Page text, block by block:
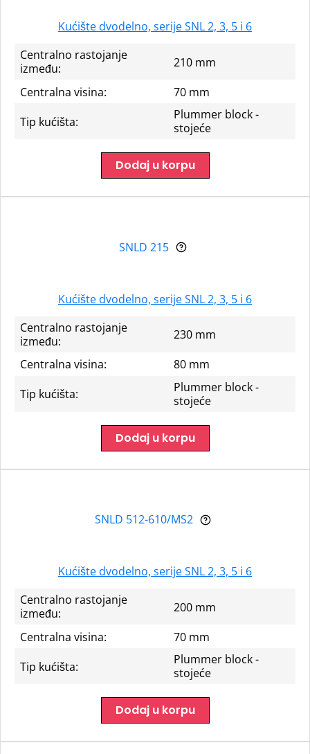
Kućište dvodelno, serije SNL 2, 3, 5 i 6
Centralno rastojanje
između:
210 mm
Centralna visina:
70 mm
Tip kućišta:
Plummer block -
stojeće
Dodaj u korpu
SNLD 215
Kućište dvodelno, serije SNL 2, 3, 5 i 6
Centralno rastojanje
između:
230 mm
Centralna visina:
80 mm
Tip kućišta:
Plummer block -
stojeće
Dodaj u korpu
SNLD 512-610/MS2
Kućište dvodelno, serije SNL 2, 3, 5 i 6
Centralno rastojanje
između:
200 mm
Centralna visina:
70 mm
Tip kućišta:
Plummer block -
stojeće
Dodaj u korpu